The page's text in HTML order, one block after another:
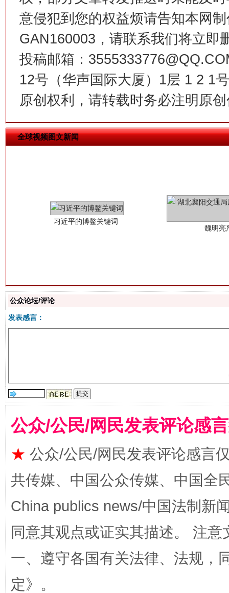
意侵犯到您的权益烦请告知本网
GAN160003，请联系我们将立即
投稿邮箱：
12号（华声国际大厦）1层 1 2 1
原创权利，请转载时务必注明原
全球视频图文新闻
在谋一域中谋全局
今
揭批美国五大"原罪" "炒
公众论坛/评论
发表感言：
公众/公民/网民发表评论感
★ 公众/公民/网民发表评论感言
共传媒、中国公众传媒、中国全
China publics news/中国法制新
同意其观点或证实其描述。 注
一、遵守各国有关法律、法规，
定》。